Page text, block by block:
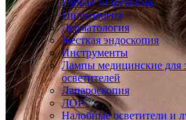
Гибкая эндоскопия
Гинекология
Дерматология
Жесткая эндоскопия
Инструменты
Лампы медицинские для
осветителей
Лапароскопия
ЛОР
Налобные осветители и